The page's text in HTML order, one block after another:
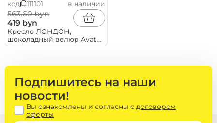
код 111101 в наличии
563.60 byn
419 byn
Кресло ЛОНДОН,
шоколадный велюр Avatar
980/светлый бук
Подпишитесь на наши
новости!
Вы ознакомлены и согласны с договором
оферты